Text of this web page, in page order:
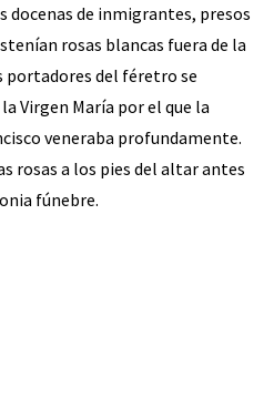
docenas de inmigrantes, presos
rosas blancas fuera de la
portadores del féretro se
Virgen María por el que la
veneraba profundamente.
rosas a los pies del altar antes
fúnebre.